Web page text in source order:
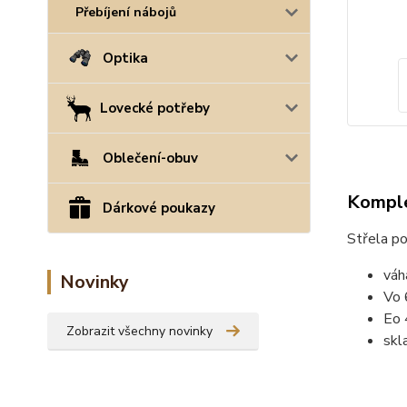
Přebíjení nábojů
Optika
Lovecké potřeby
Oblečení-obuv
Dárkové poukazy
Novinky
Zobrazit všechny novinky
Střela
Vo
Eo